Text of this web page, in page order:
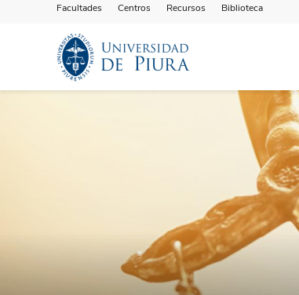
Facultades Centros Recursos Biblioteca